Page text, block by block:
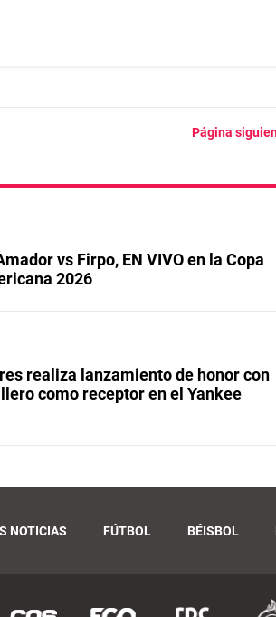
Página
vs Firpo, EN VIVO en la Copa
2026
realiza lanzamiento de honor con
como receptor en el Yankee
NOTICIAS FÚTBOL BÉISBOL